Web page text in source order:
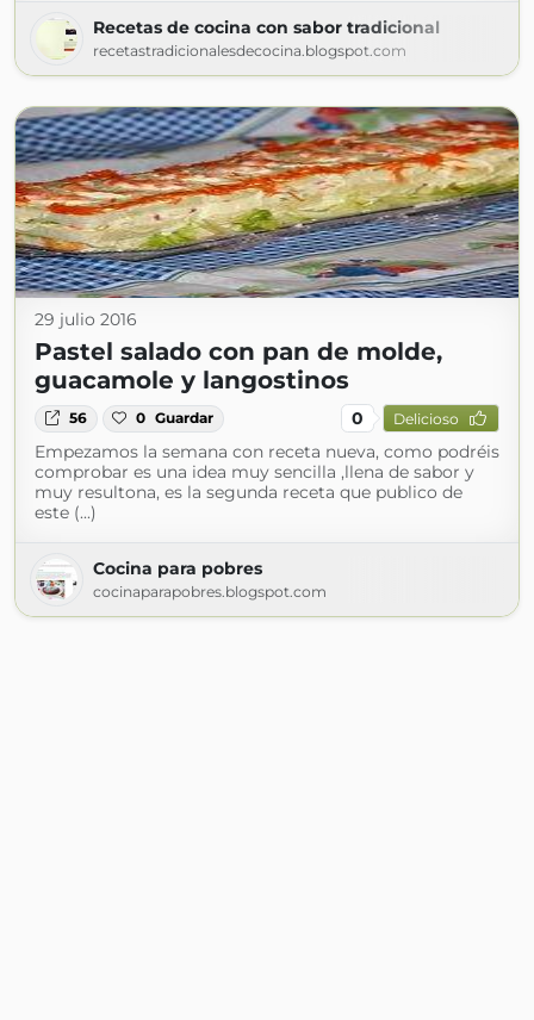
Recetas de cocina con sabor tradicional
recetastradicionalesdecocina.blogspot.com
29 julio 2016
Pastel salado con pan de molde,
guacamole y langostinos
56 0 Guardar 0 Delicioso
Empezamos la semana con receta nueva, como podréis
comprobar es una idea muy sencilla ,llena de sabor y
muy resultona, es la segunda receta que publico de
este (...)
Cocina para pobres
cocinaparapobres.blogspot.com